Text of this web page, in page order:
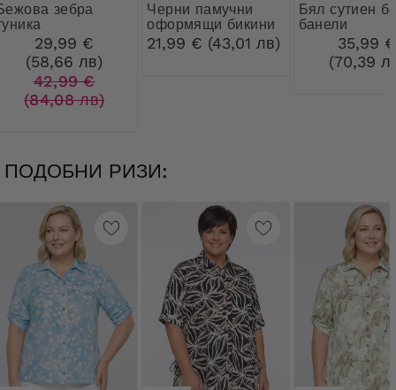
29,99 €
(58,66 лв)
42,99 €
(84,08 лв)
Черни памучни
оформящи бикини
с дантела
21,99 € (43,01 лв)
Бял сутиен без
банели
35,99 €
(70,39
ПОДОБНИ РИЗИ: